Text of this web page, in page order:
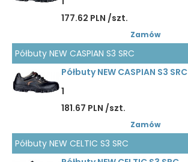
177.62 PLN /szt.
Zamów
Półbuty NEW CASPIAN S3 SRC
Półbuty NEW CASPIAN S3 SRC
1
181.67 PLN /szt.
Zamów
Półbuty NEW CELTIC S3 SRC